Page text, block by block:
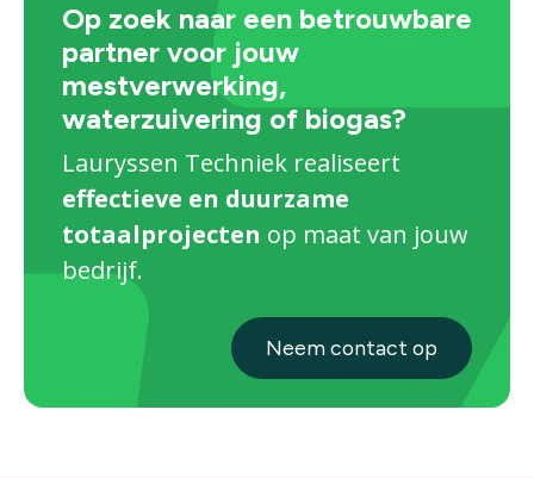
Op zoek naar een betrouwbare
partner voor jouw
mestverwerking,
waterzuivering of biogas?
Lauryssen Techniek realiseert
effectieve en duurzame
totaalprojecten op maat van jouw
bedrijf.
Neem contact op